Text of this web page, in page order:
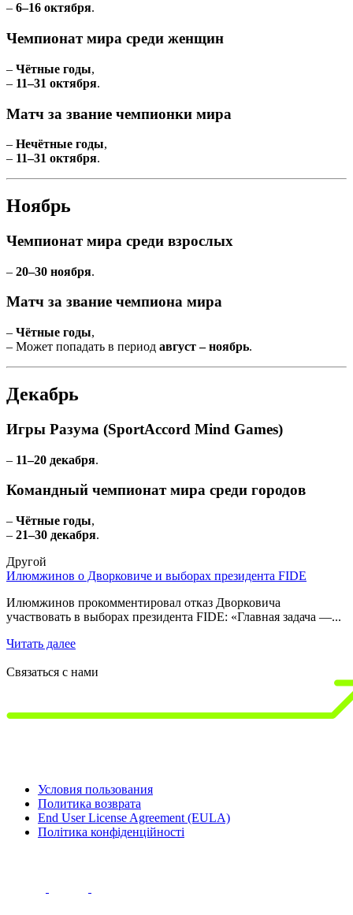
– 6–16 октября.
Чемпионат мира среди женщин
– Чётные годы,
– 11–31 октября.
Матч за звание чемпионки мира
– Нечётные годы,
– 11–31 октября.
Ноябрь
Чемпионат мира среди взрослых
– 20–30 ноября.
Матч за звание чемпиона мира
– Чётные годы,
– Может попадать в период август – ноябрь.
Декабрь
Игры Разума (SportAccord Mind Games)
– 11–20 декабря.
Командный чемпионат мира среди городов
– Чётные годы,
– 21–30 декабря.
Другой
Илюмжинов о Дворковиче и выборах президента FIDE
Илюмжинов прокомментировал отказ Дворковича
участвовать в выборах президента FIDE: «Главная задача —...
Читать далее
Связаться с нами
Условия пользования
Политика возврата
End User License Agreement (EULA)
Політика конфіденційності